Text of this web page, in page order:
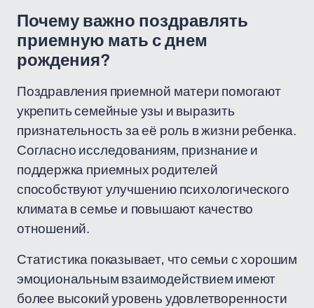
Почему важно поздравлять
приемную мать с днем
рождения?
Поздравления приемной матери помогают
укрепить семейные узы и выразить
признательность за её роль в жизни ребенка.
Согласно исследованиям, признание и
поддержка приемных родителей
способствуют улучшению психологического
климата в семье и повышают качество
отношений.
Статистика показывает, что семьи с хорошим
эмоциональным взаимодействием имеют
более высокий уровень удовлетворенности